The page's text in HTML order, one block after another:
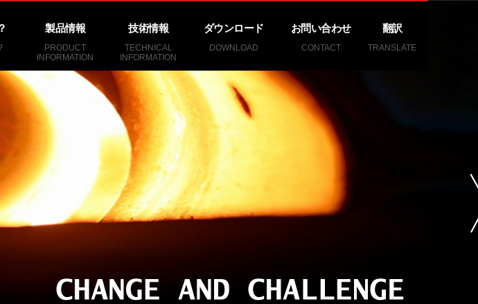
製品情報
PRODUCT
INFORMATION
技術情報
TECHNICAL
INFORMATION
ダウンロード
DOWNLOAD
お問い合わせ
CONTACT
翻訳
TRANSLATE